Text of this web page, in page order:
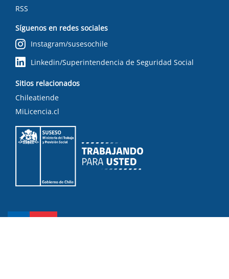
RSS
Síguenos en redes sociales
Instagram/susesochile
Linkedin/Superintendencia de Seguridad Social
Sitios relacionados
Chileatiende
MiLicencia.cl